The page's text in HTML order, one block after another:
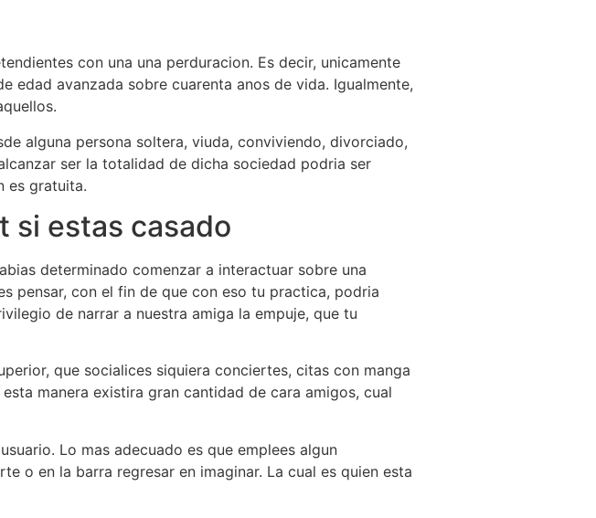
con una una perduracion. Es decir, unicamente
edad avanzada sobre cuarenta anos de vida. Igualmente,
alguna persona soltera, viuda, conviviendo, divorciado,
ser la totalidad de dicha sociedad podria ser
es gratuita.
si estas casado
determinado comenzar a interactuar sobre una
pensar, con el fin de que con eso tu practica, podria
de narrar a nuestra amiga la empuje, que tu
que socialices siquiera conciertes, citas con manga
manera existira gran cantidad de cara amigos, cual
Lo mas adecuado es que emplees algun
o en la barra regresar en imaginar. La cual es quien esta